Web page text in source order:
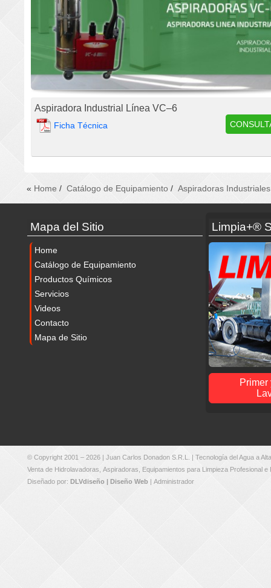
Aspiradora Industrial Línea VC–6
Ficha Técnica
« Home / Catálogo de Equipamiento / Aspiradoras Industriales
Mapa del Sitio
Home
Catálogo de Equipamiento
Productos Químicos
Servicios
Videos
Contacto
Mapa de Sitio
Limpia+®
Primer
© Copyright 2001 – 2026 | Juan Carlos Donadon S.R.L.
| Tecnología del Agua a
Venta de Hidrolavadoras Aspiradoras
Equipamientos para Limpieza Profesional e
Diseñado por: DLVdiseño | Diseño Web | Administrador